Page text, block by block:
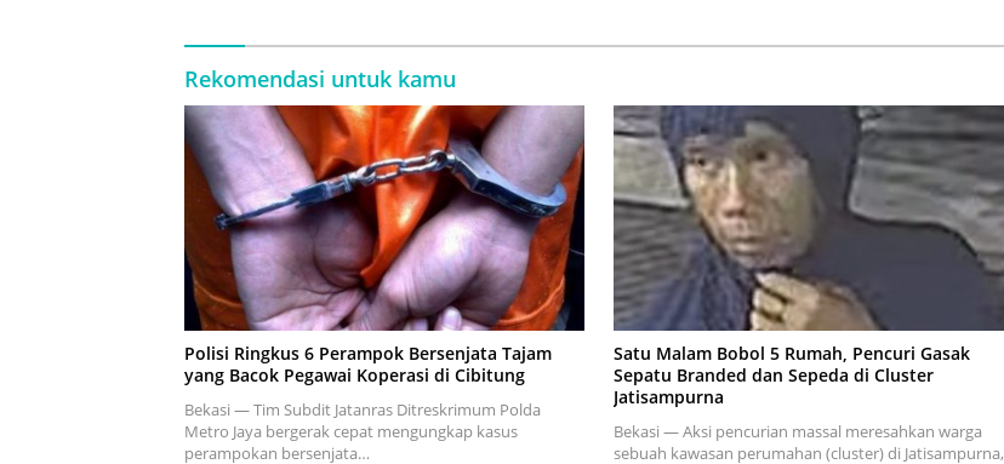
Rekomendasi untuk kamu
Polisi Ringkus 6 Perampok Bersenjata Tajam
yang Bacok Pegawai Koperasi di Cibitung
Bekasi — Tim Subdit Jatanras Ditreskrimum Polda
Metro Jaya bergerak cepat mengungkap kasus
perampokan bersenjata…
Satu Malam Bobol 5 Rumah, Pencuri Gasak
Sepatu Branded dan Sepeda di Cluster
Jatisampurna
Bekasi — Aksi pencurian massal meresahkan warga
sebuah kawasan perumahan (cluster) di Jatisampurna,